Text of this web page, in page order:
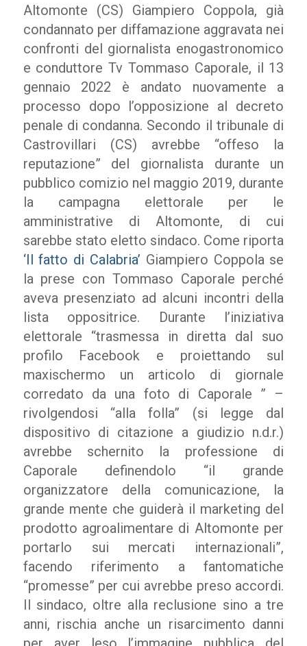
Altomonte (CS) Giampiero Coppola, già
condannato per diffamazione aggravata nei
confronti del giornalista enogastronomico
e conduttore Tv Tommaso Caporale, il 13
gennaio 2022 è andato nuovamente a
processo dopo l’opposizione al decreto
penale di condanna. Secondo il tribunale di
Castrovillari (CS) avrebbe “offeso la
reputazione” del giornalista durante un
pubblico comizio nel maggio 2019, durante
la campagna elettorale per le
amministrative di Altomonte, di cui
sarebbe stato eletto sindaco. Come riporta
‘Il fatto di Calabria’ Giampiero Coppola se
la prese con Tommaso Caporale perché
aveva presenziato ad alcuni incontri della
lista oppositrice. Durante l’iniziativa
elettorale “trasmessa in diretta dal suo
profilo Facebook e proiettando sul
maxischermo un articolo di giornale
corredato da una foto di Caporale ” –
rivolgendosi “alla folla” (si legge dal
dispositivo di citazione a giudizio n.d.r.)
avrebbe schernito la professione di
Caporale definendolo “il grande
organizzatore della comunicazione, la
grande mente che guiderà il marketing del
prodotto agroalimentare di Altomonte per
portarlo sui mercati internazionali”,
facendo riferimento a fantomatiche
“promesse” per cui avrebbe preso accordi.
Il sindaco, oltre alla reclusione sino a tre
anni, rischia anche un risarcimento danni